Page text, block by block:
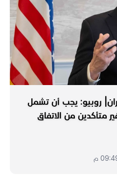
روبيو: يجب أن تشمل
متأكدين من الاتفاق